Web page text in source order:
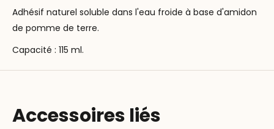
Adhésif naturel soluble dans l'eau froide à base d'amidon
de pomme de terre.
Capacité : 115 ml.
Accessoires liés